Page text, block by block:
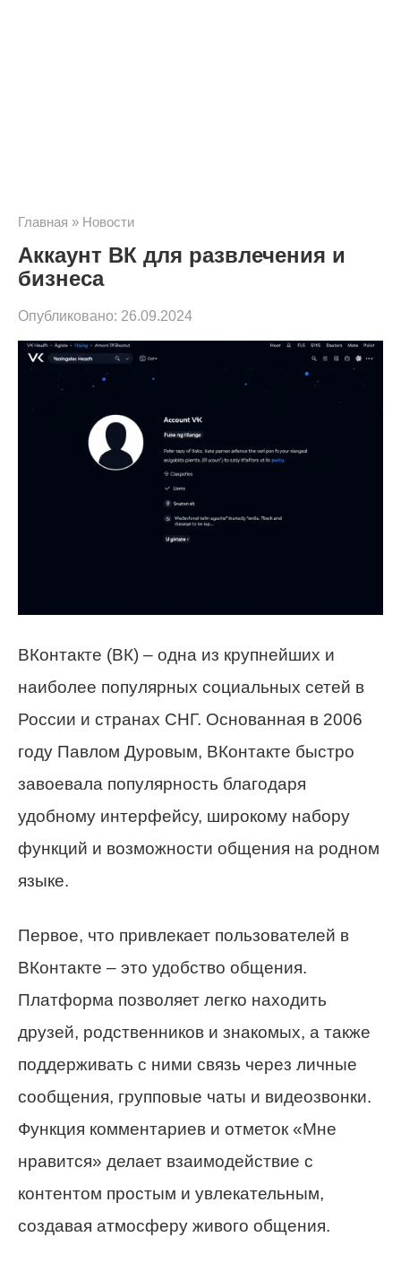
Главная » Новости
Аккаунт ВК для развлечения и
бизнеса
Опубликовано: 26.09.2024
ВКонтакте (ВК) – одна из крупнейших и
наиболее популярных социальных сетей в
России и странах СНГ. Основанная в 2006
году Павлом Дуровым, ВКонтакте быстро
завоевала популярность благодаря
удобному интерфейсу, широкому набору
функций и возможности общения на родном
языке.
Первое, что привлекает пользователей в
ВКонтакте – это удобство общения.
Платформа позволяет легко находить
друзей, родственников и знакомых, а также
поддерживать с ними связь через личные
сообщения, групповые чаты и видеозвонки.
Функция комментариев и отметок «Мне
нравится» делает взаимодействие с
контентом простым и увлекательным,
создавая атмосферу живого общения.